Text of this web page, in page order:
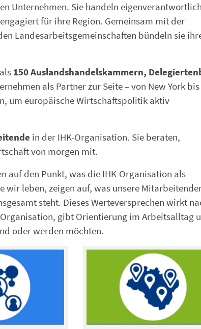
Unternehmen. Sie handeln eigenverantwortlich
für ihre Region. Gemeinsam mit der
Landesarbeitsgemeinschaften bündeln sie
150 Auslandshandelskammern,
als Partner zur Seite – von New York bis
um europäische Wirtschaftspolitik aktiv
in der IHK-Organisation. Sie beraten,
von morgen mit.
auf den Punkt, was die IHK-Organisation als
leben, zeigen auf, was unsere
steht. Dieses Werteversprechen wirkt
gibt Orientierung im Arbeitsalltag
oder werden möchten.